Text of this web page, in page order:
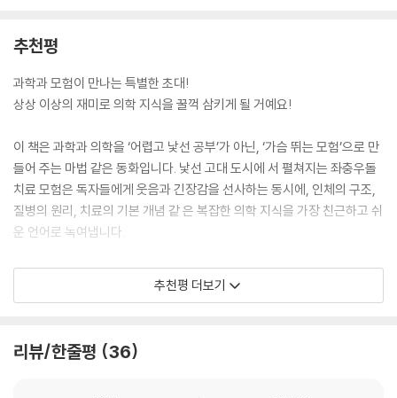
에 녹여냈다. EBS 중학프리미엄 과학 강사인 주예슬 교사는 추천사를 통
해 “의학 지식을 가장 친근하고 쉬운 언어로 녹여낸 마법 같은 동화”라며
“논리적 사고와 생명의 소중함을 동시에 일깨워주는 책”이라고 전했다.
지금 어린이에게 필요한 것은 ‘지식을 외우는 책’이 아니라
두려움을 넘어 생명을 생각하게 하는 이야기
『올려라! 생명포인트! 되어라! 로마의사!』는 현대를 살아가는 어린이의 불
안과 두려움, 게임적 몰입감, 그리고 생명과 돌봄의 가치를 한 편의 흥미진
는 학습동화에 머물지 않는다. 주인공은 과학실에서 혈액형 실험 도중 쓰
러진 뒤 로마의 소년 ‘아이누스’가 되고, 말하는 토끼 ‘토끼우스’와 함께 기
정은 한 편 한 편이 퀘스트처럼 전개되며 강한 속도감과 몰입감을 만든다.
추천평
과학과 모험이 만나는 특별한 초대!
상상 이상의 재미로 의학 지식을 꿀꺽 삼키게 될 거예요!
이 책은 과학과 의학을 ‘어렵고 낯선 공부’가 아닌, ‘가슴 뛰는 모험’으로 만
들어 주는 마법 같은 동화입니다. 낯선 고대 도시에 서 펼쳐지는 좌충우돌
치료 모험은 독자들에게 웃음과 긴장감을 선사하는 동시에, 인체의 구조,
질병의 원리, 치료의 기본 개념 같 은 복잡한 의학 지식을 가장 친근하고 쉬
운 언어로 녹여냅니다.
주인공이 사람들을 치료해 '생명 포인트'를 모아야만 현대로 돌아올 수 있
다는 설정은 아이들의 탐구심과 몰입감을 최고조로 끌어올립니다. 다음 장
고대 의학의 지혜와 한계를 현대적인 과학의 눈으로 재해석하 는 과정은
추천평 더보기
리뷰/한줄평 36